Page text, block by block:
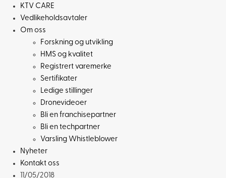
KTV CARE
Vedlikeholdsavtaler
Om oss
Forskning og utvikling
HMS og kvalitet
Registrert varemerke
Sertifikater
Ledige stillinger
Dronevideoer
Bli en franchisepartner
Bli en techpartner
Varsling Whistleblower
Nyheter
Kontakt oss
11/05/2018